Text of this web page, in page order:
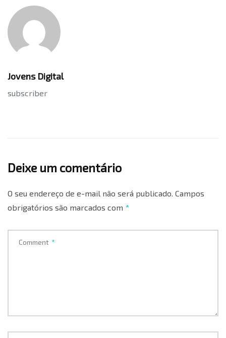
Jovens Digital
subscriber
Deixe um comentário
O seu endereço de e-mail não será publicado. Campos
obrigatórios são marcados com *
Comment *